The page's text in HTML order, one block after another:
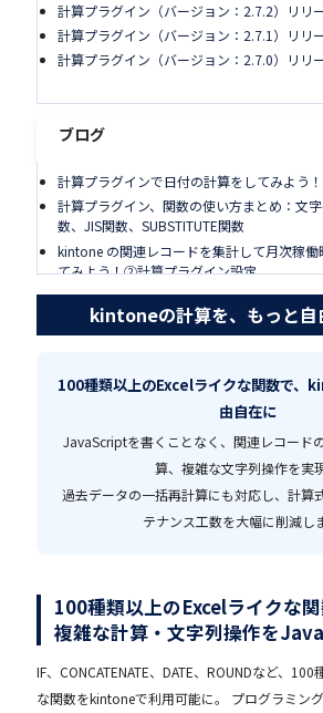
計算プラグイン（バージョン：2.7.2）リリ
計算プラグイン（バージョン：2.7.1）リリ
計算プラグイン（バージョン：2.7.0）リリ
ブログ
計算プラグインで日付の計算をしてみよう！
計算プラグイン、関数の使い方まとめ：文
数、JIS関数、SUBSTITUTE関数
kintone の関連レコードを集計して月次稼働
てみよう！②計算プラグイン設定
チェックボックス・複数選択対応！計算プ
関数と同様の判定を行う方法
kintoneの計算を、もっと自
100種類以上のExcelライクな関数で、
由自在に
JavaScriptを書くことなく、関連レコード
算、複雑な文字列操作を実現
過去データの一括再計算にも対応し、計算
テナンス工数を大幅に削減し
100種類以上のExcelライクな
複雑な計算・文字列操作を
IF、CONCATENATE、DATE、ROUNDなど、
な関数をkintoneで利用可能に。 プログラミン